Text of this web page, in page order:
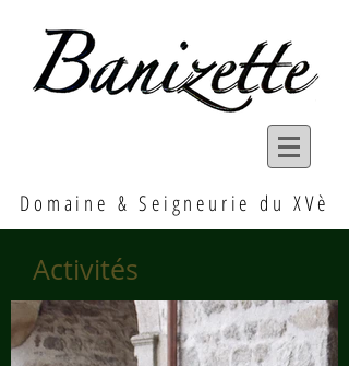
Domaine & Seigneurie du XVè
Activités